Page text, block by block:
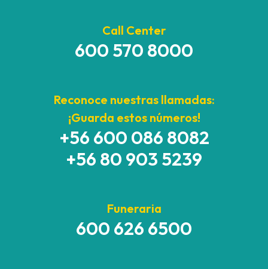
Call Center
600 570 8000
Reconoce nuestras llamadas:
¡Guarda estos números!
+56 600 086 8082
+56 80 903 5239
Funeraria
600 626 6500